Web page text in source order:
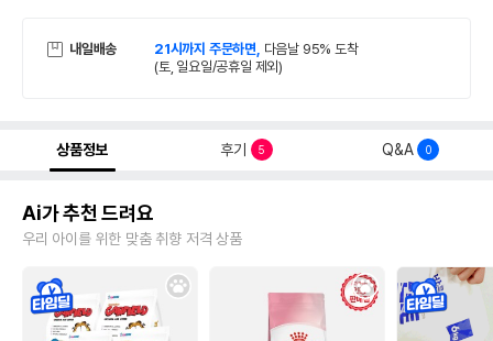
내일배송 21시까지 주문하면, 다음날 95% 도착
(토, 일요일/공휴일 제외)
상품정보 후기 5 Q&A 0
Ai가 추천 드려요
우리 아이를 위한 맞춤 취향 저격 상품